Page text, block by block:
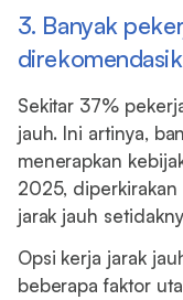
3. Banyak
Sekitar 37%
jauh. Ini artinya,
menerapkan
2025,
jarak jauh
Opsi kerja jarak
beberapa faktor